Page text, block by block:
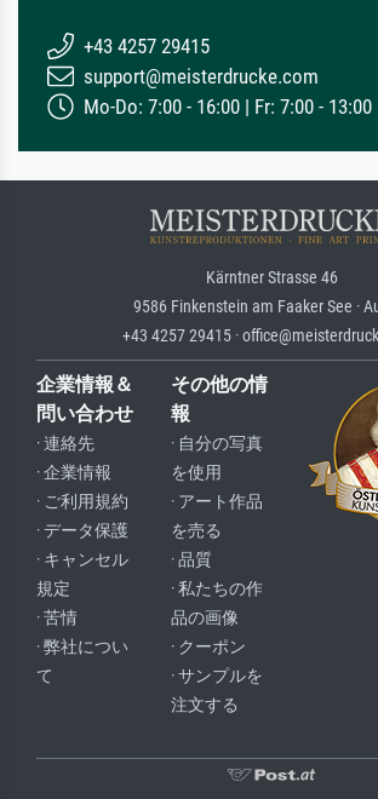
+43 4257 29415
support@meisterdrucke.com
Mo-Do: 7:00 - 16:00 | Fr: 7:00 - 13:00
Kärntner Strasse 46
9586 Finkenstein am Faaker See ·
+43 4257 29415 ·
企業情報＆
問い合わせ
· 連絡先
· 企業情報
· ご利用規約
· データ保護
· キャンセル
規定
· 苦情
· 弊社につい
て
その他の情
報
· 自分の写真
を使用
· アート作品
を売る
· 品質
· 私たちの作
品の画像
· クーポン
· サンプルを
注文する